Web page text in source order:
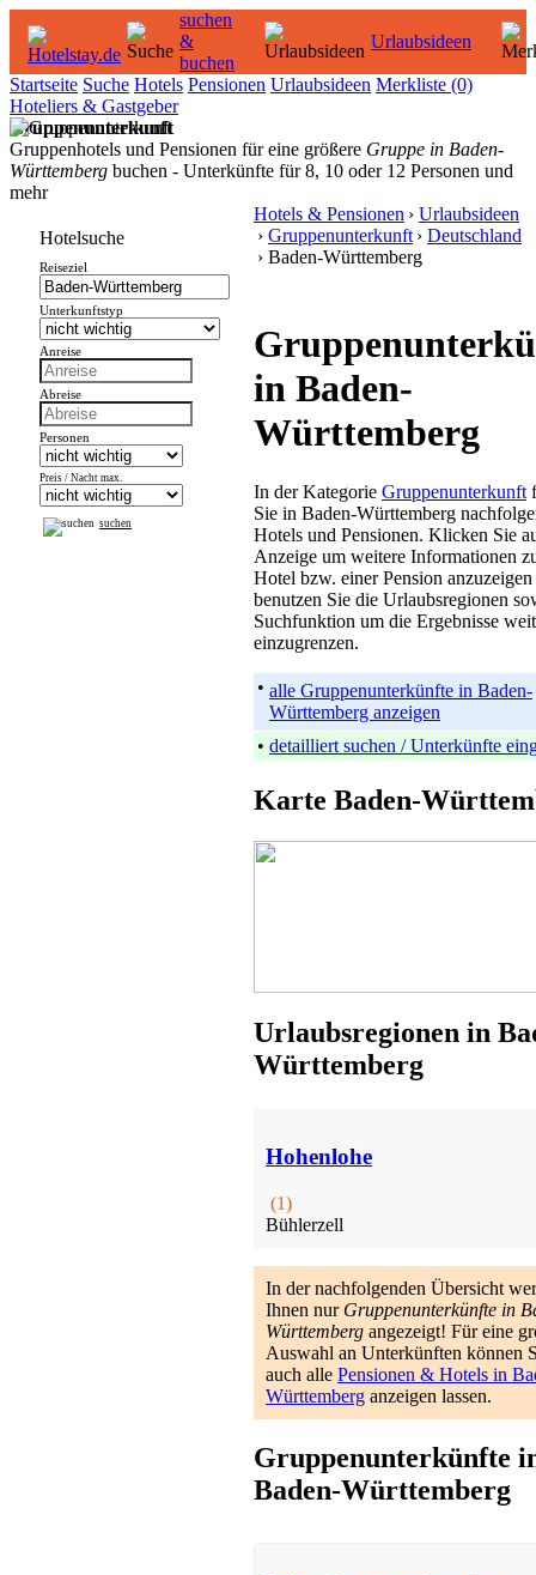
suchen
&
buchen
Urlaubsideen
Startseite Suche Hotels Pensionen Urlaubsideen Merkliste (0)
Hoteliers & Gastgeber
Gruppenunterkunft
Gruppenhotels und Pensionen für eine größere Gruppe in Baden-
Württemberg buchen - Unterkünfte für 8, 10 oder 12 Personen und
mehr
Hotelsuche
Reiseziel
Unterkunftstyp
Anreise
Abreise
Personen
Preis / Nacht max.
suchen
Hotels & Pensionen › Urlaubsideen
› Gruppenunterkunft › Deutschland
› Baden-Württemberg
in Baden-
Württemberg
In der Kategorie Gruppenunterkunft
Sie in Baden-Württemberg
Hotels und Pensionen. Klicken Sie
Anzeige um weitere Informationen
Hotel bzw. einer Pension anzuzeigen
benutzen Sie die Urlaubsregionen
Suchfunktion um die Ergebnisse
einzugrenzen.
• alle Gruppenunterkünfte in Baden-
Württemberg anzeigen
• detailliert suchen / Unterkünfte
Karte Baden-
Urlaubsregionen in
Württemberg
Hohenlohe
(1)
Bühlerzell
In der nachfolgenden Übersicht
Ihnen nur Gruppenunterkünfte in
Württemberg angezeigt! Für eine
Auswahl an Unterkünften können
auch alle Pensionen & Hotels in
Württemberg anzeigen lassen.
Gruppenunterkünfte
Baden-Württemberg